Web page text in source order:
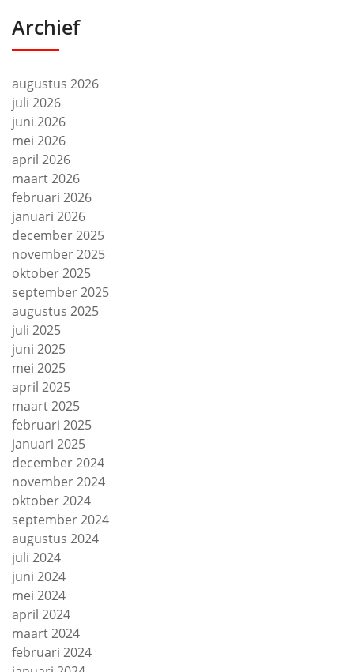
Archief
augustus 2026
juli 2026
juni 2026
mei 2026
april 2026
maart 2026
februari 2026
januari 2026
december 2025
november 2025
oktober 2025
september 2025
augustus 2025
juli 2025
juni 2025
mei 2025
april 2025
maart 2025
februari 2025
januari 2025
december 2024
november 2024
oktober 2024
september 2024
augustus 2024
juli 2024
juni 2024
mei 2024
april 2024
maart 2024
februari 2024